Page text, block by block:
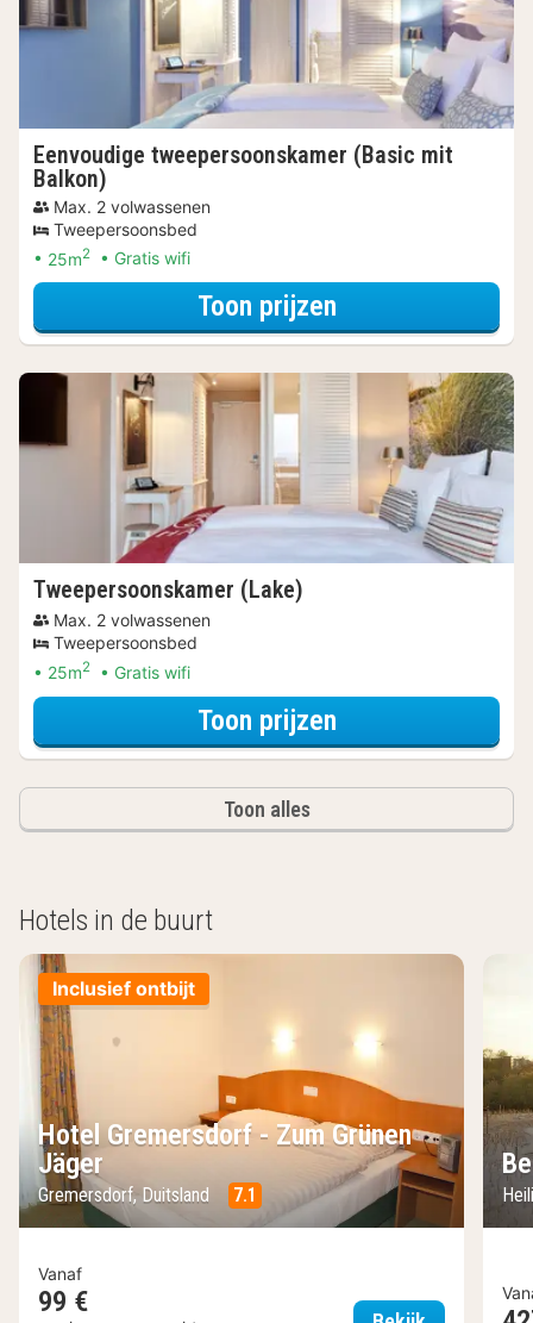
Eenvoudige tweepersoonskamer (Basic mit
Balkon)
Max. 2 volwassenen
Tweepersoonsbed
25m2 Gratis wifi
Toon prijzenvoor
Tweepersoonskamer (Lake)
Max. 2 volwassenen
Tweepersoonsbed
25m2 Gratis wifi
Toon prijzenvoor
Toon alles
Hotels in de buurt
Inclusief ontbijt
Hotel Gremersdorf - Zum Grünen
Jäger
Gremersdorf, Duitsland 7.1
Vanaf
99 €